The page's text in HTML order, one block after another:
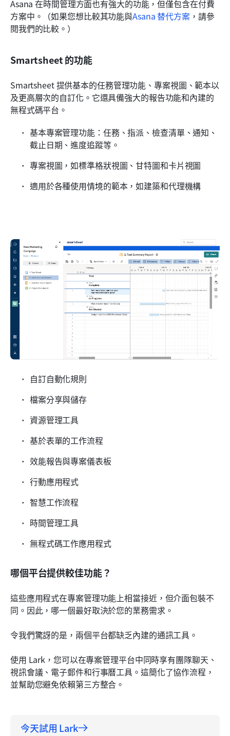
Asana 在時間管理方面也有強大的功能，但僅包含在付費
方案中。（如果您想比較其功能與Asana 替代方案，請參
閱我們的比較。）
Smartsheet 的功能
Smartsheet 提供基本的任務管理功能、專案視圖、範本以
及更高層次的自訂化。它還具備強大的報告功能和內建的
無程式碼平台。
基本專案管理功能：任務、指派、檢查清單、通知、
截止日期、進度追蹤等。
專案視圖，如標準格狀視圖、甘特圖和卡片視圖
適用於各種使用情境的範本，如建築和代理機構
自訂自動化規則
檔案分享與儲存
資源管理工具
基於表單的工作流程
效能報告與專案儀表板
行動應用程式
智慧工作流程
時間管理工具
無程式碼工作應用程式
哪個平台提供較佳功能？
這些應用程式在專案管理功能上相當接近，但介面包裝不
同。因此，哪一個最好取決於您的業務需求。
令我們驚訝的是，兩個平台都缺乏內建的通訊工具。
使用 Lark，您可以在專案管理平台中同時享有團隊聊天、
視訊會議、電子郵件和行事曆工具。這簡化了協作流程，
並幫助您避免依賴第三方整合。
今天試用 Lark